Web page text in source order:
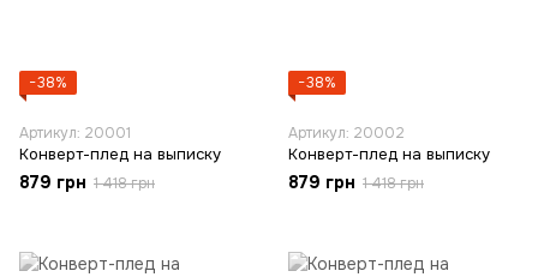
−38%
Артикул: 20001
Конверт-плед на выписку
879 грн 1 418 грн
−38%
Артикул: 20002
Конверт-плед на выписку
879 грн 1 418 грн